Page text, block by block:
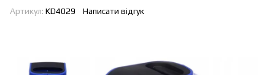
Артикул: KD4029 Написати відгук